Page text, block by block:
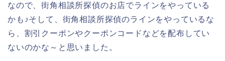
なので、街角相談所探偵のお店でラインをやっている
かも♪そして、街角相談所探偵のラインをやっているな
ら、割引クーポンやクーポンコードなどを配布してい
ないのかな～と思いました。